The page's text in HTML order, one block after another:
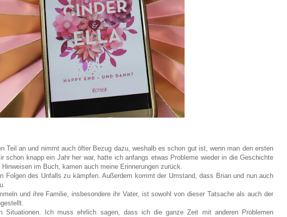
Teil an und nimmt auch öfter Bezug dazu, weshalb es schon gut ist, wenn man den ersten
schon knapp ein Jahr her war, hatte ich anfangs etwas Probleme wieder in die Geschichte
im Buch, kamen auch meine Erinnerungen zurück.
Folgen des Unfalls zu kämpfen. Außerdem kommt der Umstand, dass Brian und nun auch
und ihre Familie, insbesondere ihr Vater, ist sowohl von dieser Tatsache als auch der
Situationen. Ich muss ehrlich sagen, dass ich die ganze Zeit mit anderen Problemen